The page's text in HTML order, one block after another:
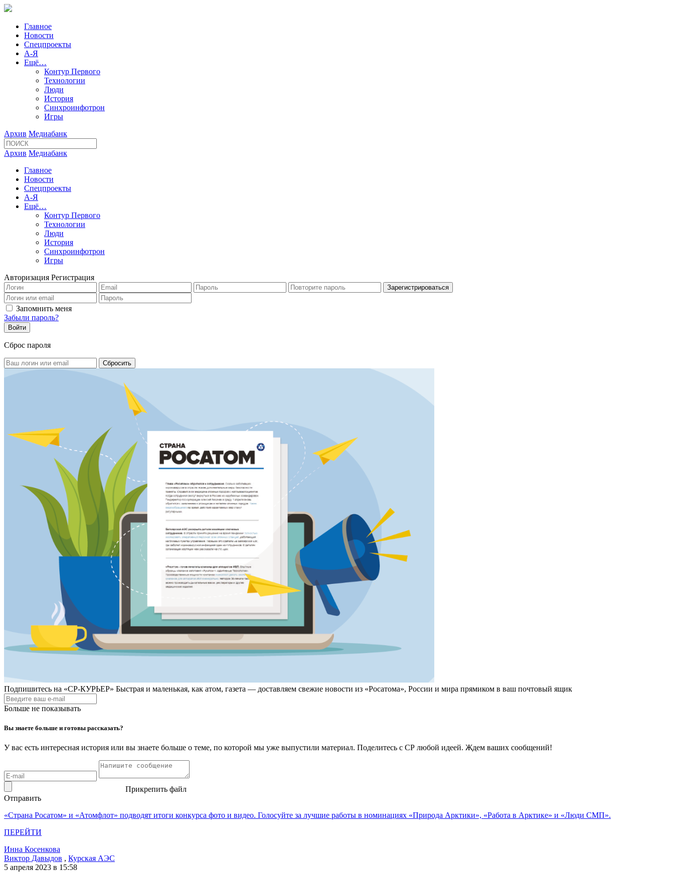
Главное
Новости
Спецпроекты
А-Я
Ещё…
Контур Первого
Технологии
Люди
История
Синхроинфотрон
Игры
Архив Медиабанк
Архив Медиабанк
Главное
Новости
Спецпроекты
А-Я
Ещё…
Контур Первого
Технологии
Люди
История
Синхроинфотрон
Игры
Авторизация Регистрация
Запомнить меня
Забыли пароль?
Сброс пароля
Подпишитесь на «СР-КУРЬЕР» Быстрая и маленькая, как атом, газета — доставляем свежие новости из «Росатома», России и мира прямиком в ваш почтовый ящик
Больше не показывать
Вы знаете больше и готовы рассказать?
У вас есть интересная история или вы знаете больше о теме, по которой мы уже выпустили материал. Поделитесь с СР любой идеей. Ждем ваших сообщений!
Прикрепить файл
Отправить
«Страна Росатом» и «Атомфлот» подводят итоги конкурса фото и видео. Голосуйте за лучшие работы в номинациях «Природа Арктики», «Работа в Арктике» и «Люди СМП».
ПЕРЕЙТИ
Инна Косенкова
Виктор Давыдов , Курская АЭС
5 апреля 2023 в 15:58